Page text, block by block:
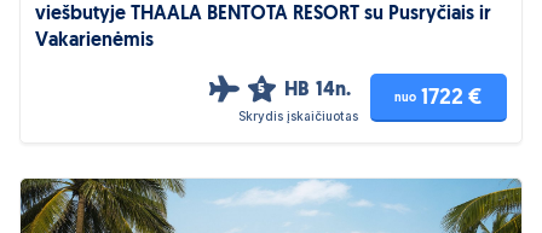
viešbutyje THAALA BENTOTA RESORT su Pusryčiais ir
Vakarienėmis
5 HB 14n.
Skrydis įskaičiuotas
nuo 1722 €